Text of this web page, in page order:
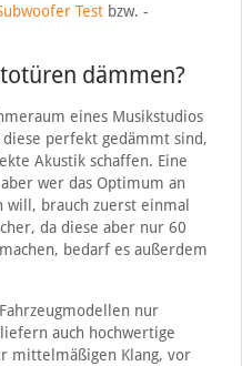
Testbzw. -
dämmen?
eines Musikstudios
perfekt gedämmt sind,
Akustik schaffen. Eine
wer das Optimum an
brauch zuerst einmal
da diese aber nur 60
bedarf es außerdem
nur
auch hochwertige
mittelmäßigen Klang, vor